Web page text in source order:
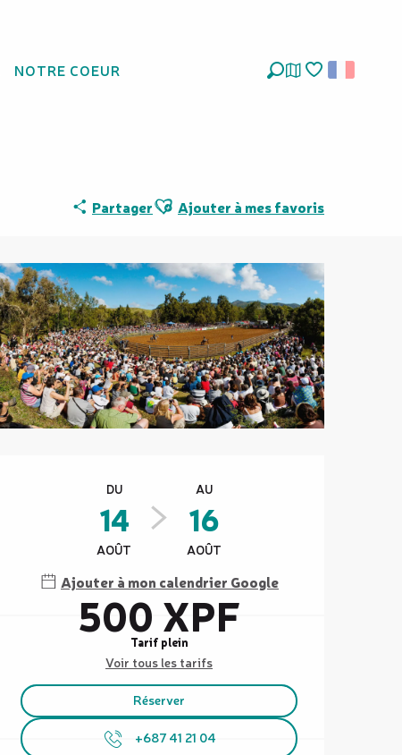
NOTRE COEUR
PartagerAjouter aux favoris
Ajouter à mes favoris
Ouverture et coordonnées
DU
14
AOÛT
AU
16
AOÛT
Ajouter à mon calendrier Google
500 XPF
Tarif plein
Voir tous les tarifs
Réserver
+687 41 21 04